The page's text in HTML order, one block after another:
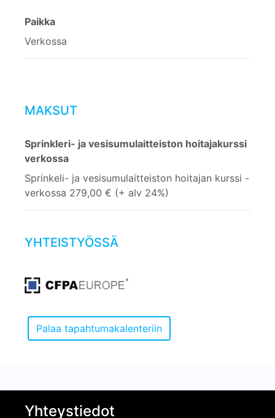
Paikka
Verkossa
MAKSUT
Sprinkleri- ja vesisumulaitteiston hoitajakurssi
verkossa
Sprinkeli- ja vesisumulaitteiston hoitajan kurssi -
verkossa 279,00 € (+ alv 24%)
YHTEISTYÖSSÄ
Yhteystiedot